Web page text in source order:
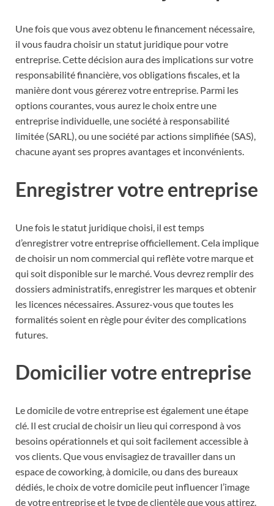
Une fois que vous avez obtenu le financement nécessaire,
il vous faudra choisir un statut juridique pour votre
entreprise. Cette décision aura des implications sur votre
responsabilité financière, vos obligations fiscales, et la
manière dont vous gérerez votre entreprise. Parmi les
options courantes, vous aurez le choix entre une
entreprise individuelle, une société à responsabilité
limitée (SARL), ou une société par actions simplifiée (SAS),
chacune ayant ses propres avantages et inconvénients.
Enregistrer votre entreprise
Une fois le statut juridique choisi, il est temps
d’enregistrer votre entreprise officiellement. Cela implique
de choisir un nom commercial qui reflète votre marque et
qui soit disponible sur le marché. Vous devrez remplir des
dossiers administratifs, enregistrer les marques et obtenir
les licences nécessaires. Assurez-vous que toutes les
formalités soient en règle pour éviter des complications
futures.
Domicilier votre entreprise
Le domicile de votre entreprise est également une étape
clé. Il est crucial de choisir un lieu qui correspond à vos
besoins opérationnels et qui soit facilement accessible à
vos clients. Que vous envisagiez de travailler dans un
espace de coworking, à domicile, ou dans des bureaux
dédiés, le choix de votre domicile peut influencer l’image
de votre entreprise et le type de clientèle que vous attirez.